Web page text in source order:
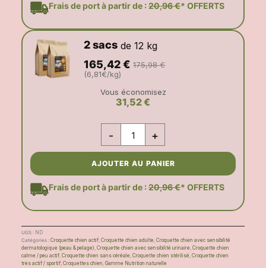
Frais de port à partir de :20,96 €* OFFERTS
2 sacs de 12 kg
165,42€ 175,98€
(6,81€/kg)
Vous économisez
31,52 €
- +
Frais de port à partir de :20,96 €* OFFERTS
AJOUTER AU PANIER
UGS : ND
Catégories : Croquette chien actif, Croquette chien adulte Croquette chien avec sensibilité
dermatologique (peau & pelage) Croquette chien avec sensibilité urinaire Croquette chien
calme / peu actif, Croquette chien sans céréale Croquette chien stérilisé Croquette chien
très actif / sportif, Croquettes chien Gamme Nutrition naturelle